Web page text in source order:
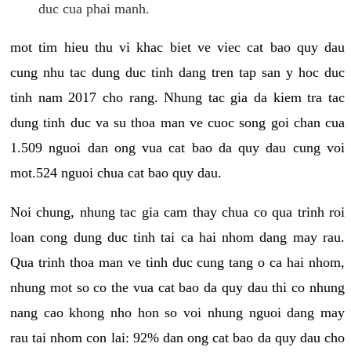
duc cua phai manh.
mot tim hieu thu vi khac biet ve viec cat bao quy dau
cung nhu tac dung duc tinh dang tren tap san y hoc duc
tinh nam 2017 cho rang. Nhung tac gia da kiem tra tac
dung tinh duc va su thoa man ve cuoc song goi chan cua
1.509 nguoi dan ong vua cat bao da quy dau cung voi
mot.524 nguoi chua cat bao quy dau.
Noi chung, nhung tac gia cam thay chua co qua trinh roi
loan cong dung duc tinh tai ca hai nhom dang may rau.
Qua trinh thoa man ve tinh duc cung tang o ca hai nhom,
nhung mot so co the vua cat bao da quy dau thi co nhung
nang cao khong nho hon so voi nhung nguoi dang may
rau tai nhom con lai: 92% dan ong cat bao da quy dau cho